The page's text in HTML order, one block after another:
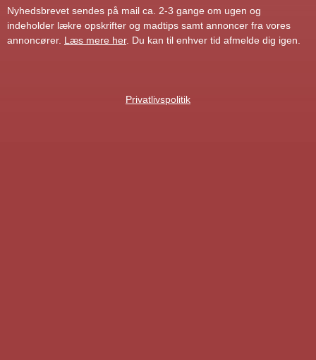
Nyhedsbrevet sendes på mail ca. 2-3 gange om ugen og
indeholder lækre opskrifter og madtips samt annoncer fra vores
annoncører. Læs mere her. Du kan til enhver tid afmelde dig igen.
Privatlivspolitik